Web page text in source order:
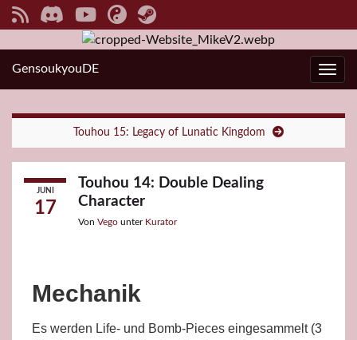
GensoukyouDE
Touhou 15: Legacy of Lunatic Kingdom
JUNI
17
Touhou 14: Double Dealing
Character
Von Vego unter Kurator
Mechanik
Es werden Life- und Bomb-Pieces eingesammelt (3